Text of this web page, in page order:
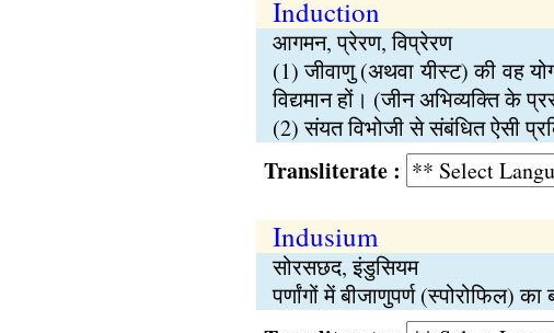
Induction
आगमन, प्रेरण, विप्रेरण
(1) जीवाणु (अथवा यीस्ट) की वह
विद्यमान हों। (जीन अभिव्यक्ति के
(2) संयत विभोजी से संबंधित ऐसी
Transliterate :
Indusium
सोरसछद, इंडुसियम
पर्णांगों में बीजाणुपर्ण (स्पोरोफिल)